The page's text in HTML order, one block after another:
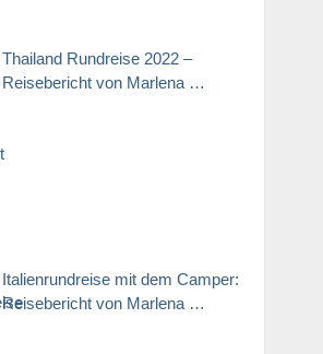
Thailand Rundreise 2022 –
Reisebericht von Marlena …
Italienrundreise mit dem Camper:
Reisebericht von Marlena …